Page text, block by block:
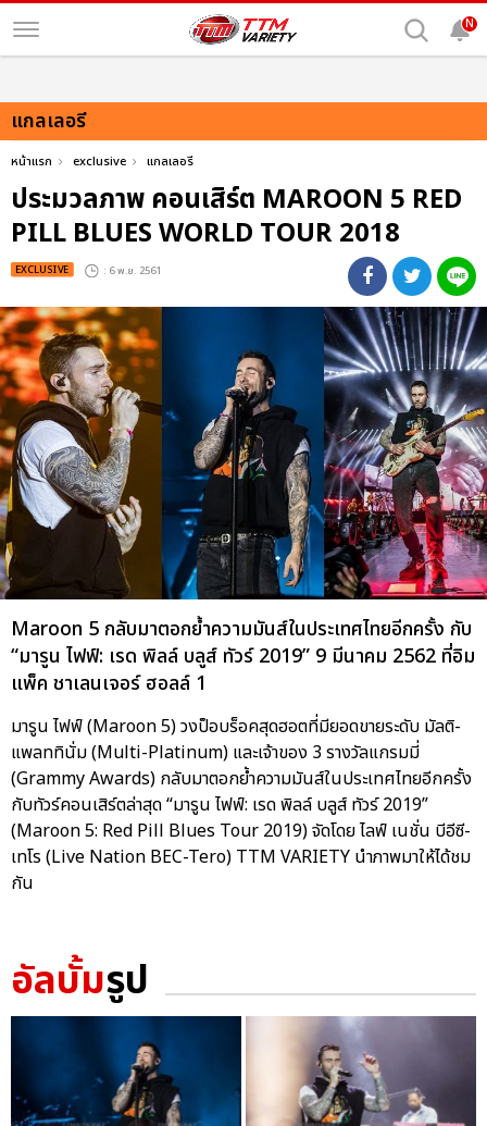
N
แกลเลอรี
หน้าแรก exclusive แกลเลอรี
ประมวลภาพ คอนเสิร์ต MAROON 5 RED
PILL BLUES WORLD TOUR 2018
EXCLUSIVE : 6 พ.ย. 2561
Maroon 5 กลับมาตอกย้ำความมันส์ในประเทศไทยอีกครั้ง กับ
“มารูน ไฟฟ์: เรด พิลล์ บลูส์ ทัวร์ 2019” 9 มีนาคม 2562 ที่อิม
แพ็ค ชาเลนเจอร์ ฮอลล์ 1
มารูน ไฟฟ์ (Maroon 5) วงป็อบร็อคสุดฮอตที่มียอดขายระดับ มัลติ-
แพลททินั่ม (Multi-Platinum) และเจ้าของ 3 รางวัลแกรมมี่
(Grammy Awards) กลับมาตอกย้ำความมันส์ในประเทศไทยอีกครั้ง
กับทัวร์คอนเสิร์ตล่าสุด “มารูน ไฟฟ์: เรด พิลล์ บลูส์ ทัวร์ 2019”
(Maroon 5: Red Pill Blues Tour 2019) จัดโดย ไลฟ์ เนชั่น บีอีซี-
เทโร (Live Nation BEC-Tero) TTM VARIETY นำภาพมาให้ได้ชม
กัน
อัลบั้มรูป